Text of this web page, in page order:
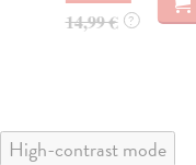
14,99 € ?
High-contrast mode